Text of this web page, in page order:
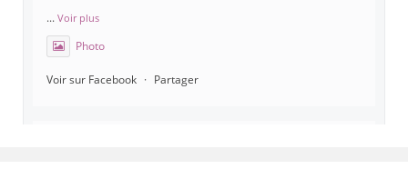
... Voir plus
Photo
Voir sur Facebook · Partager